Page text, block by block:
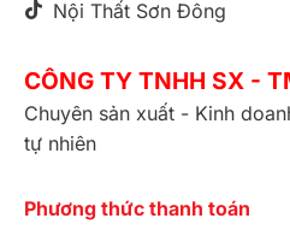
Nội Thất Sơn Đông
CÔNG TY TNHH SX -
Chuyên sản xuất - Kinh
tự nhiên
Phương thức thanh toán